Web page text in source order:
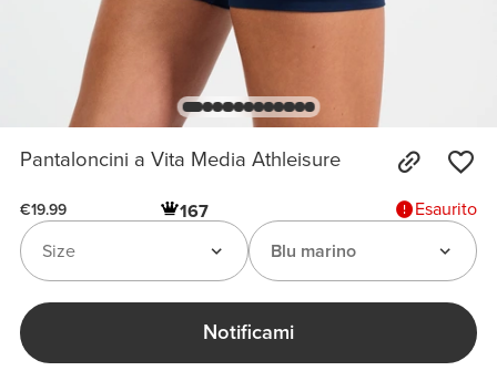
Pantaloncini a Vita Media Athleisure
€19.99 167
Esaurito
Blu marino
Size
Notificami